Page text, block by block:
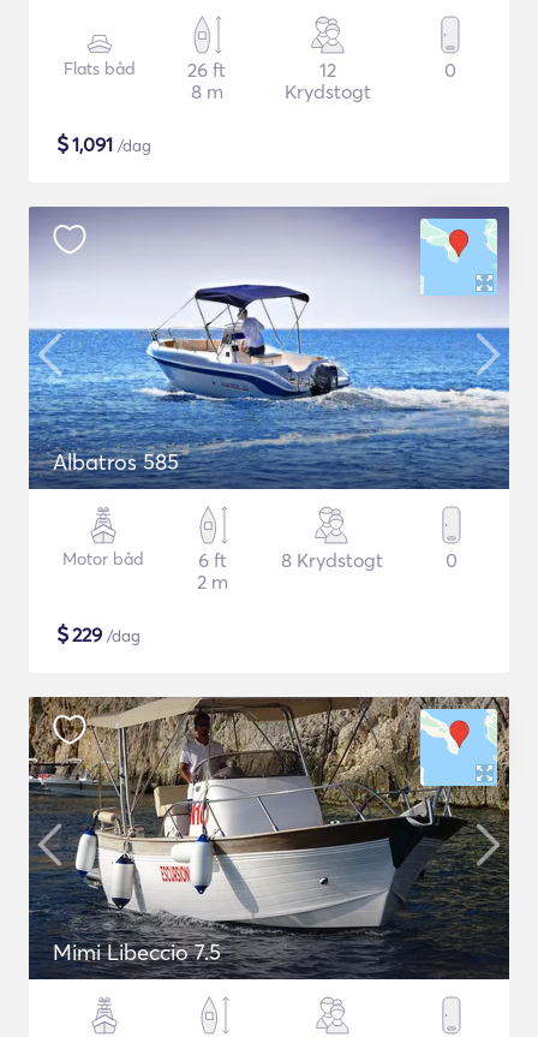
Flats båd
26 ft
8 m
12
Krydstogt
0
$1,091 /dag
Albatros 585
Motor båd
6 ft
2 m
8 Krydstogt 0
$229 /dag
Mimi Libeccio 7.5